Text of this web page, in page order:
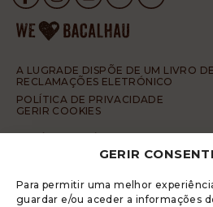
GERIR
Para permitir uma melhor
guardar e/ou aceder a informações
A LUGRADE DISPÕE DE UM LIVRO DE
RECLAMAÇÕES ELETRÓNICO
POLÍTICA DE PRIVACIDADE
GERIR COOKIES
CÓDIGO DE CONDUTA DA DENÚNCIA
© 2017 Rui Veríssimo Design